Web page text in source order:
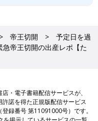
帝王切開
予定日を過
帝王切開の出産レポ【た
・電子書籍配信サービスが、
諾を得た正規版配信サービス
録番号 第11091000号）です。